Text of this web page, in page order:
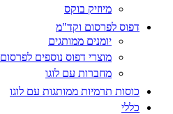
מיוזיק בוקס
דפוס לפרסום וקד"מ
יומנים ממותגים
מוצרי דפוס נוספים לפרסום
מחברות עם לוגו
כוסות תרמיות ממותגות עם לוגו
כללי